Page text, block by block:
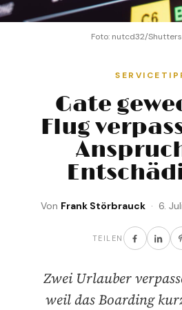
Foto: nutcd32/
Gate
Flug
Von Frank Störbrauck · 6.
TEILEN
Zwei Urlauber
weil das Boarding